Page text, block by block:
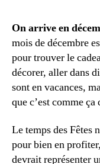
On arrive en
mois de décembre
pour trouver le
décorer, aller dans
sont en vacances,
que c’est comme
Le temps des Fêtes
pour bien en
devrait représenter